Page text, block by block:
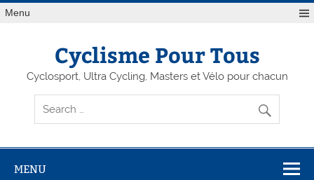
Menu
Cyclisme Pour Tous
Cyclosport, Ultra Cycling, Masters et Vélo pour chacun
MENU